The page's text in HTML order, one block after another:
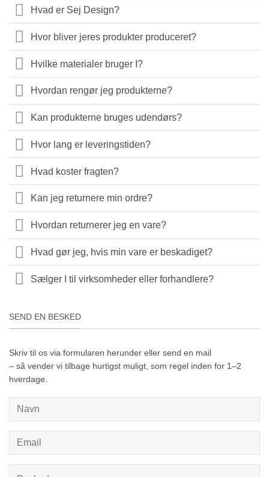
Hvad er Sej Design?
Hvor bliver jeres produkter produceret?
Hvilke materialer bruger I?
Hvordan rengør jeg produkterne?
Kan produkterne bruges udendørs?
Hvor lang er leveringstiden?
Hvad koster fragten?
Kan jeg returnere min ordre?
Hvordan returnerer jeg en vare?
Hvad gør jeg, hvis min vare er beskadiget?
Sælger I til virksomheder eller forhandlere?
SEND EN BESKED
Skriv til os via formularen herunder eller send en mail
– så vender vi tilbage hurtigst muligt, som regel inden for 1–2
hverdage.